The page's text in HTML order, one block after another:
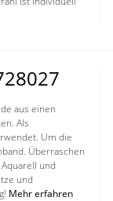
aus einen
Als
Um die
Überraschen
und
und
Mehr erfahren